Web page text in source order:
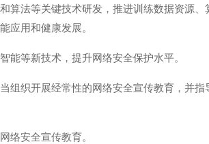
法等关键技术研发，推进训练数据资源
应用和健康发展。
能等新技术，提升网络安全保护水平。
织开展经常性的网络安全宣传教育，并指
络安全宣传教育。